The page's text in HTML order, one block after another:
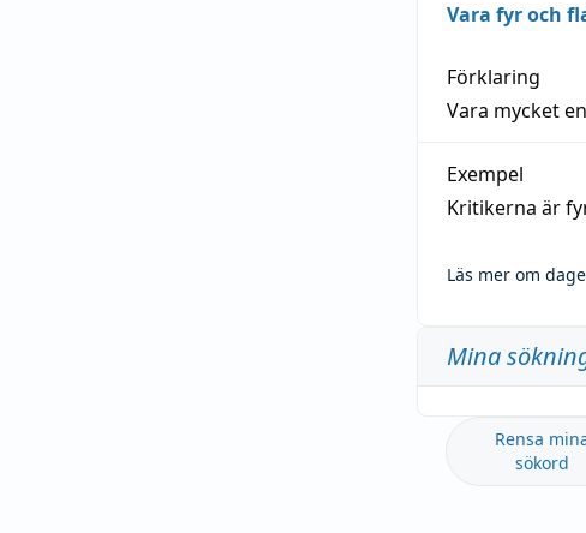
Vara fyr och
Förklaring
Vara mycket
Exempel
Kritikerna är
Läs mer om
Mina
Rensa
sökord